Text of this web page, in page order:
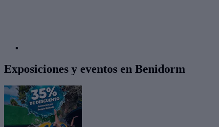
Exposiciones y eventos en Benidorm